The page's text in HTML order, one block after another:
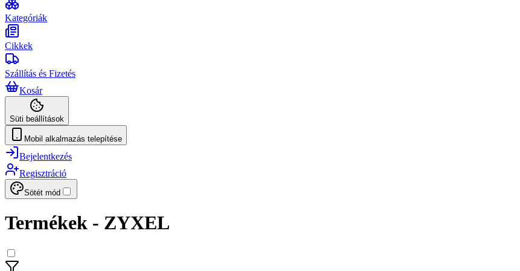
Kategóriák
Cikkek
Szállítás és Fizetés
Kosár
Süti beállítások
Mobil alkalmazás telepítése
Bejelentkezés
Regisztráció
Sötét mód
Termékek - ZYXEL